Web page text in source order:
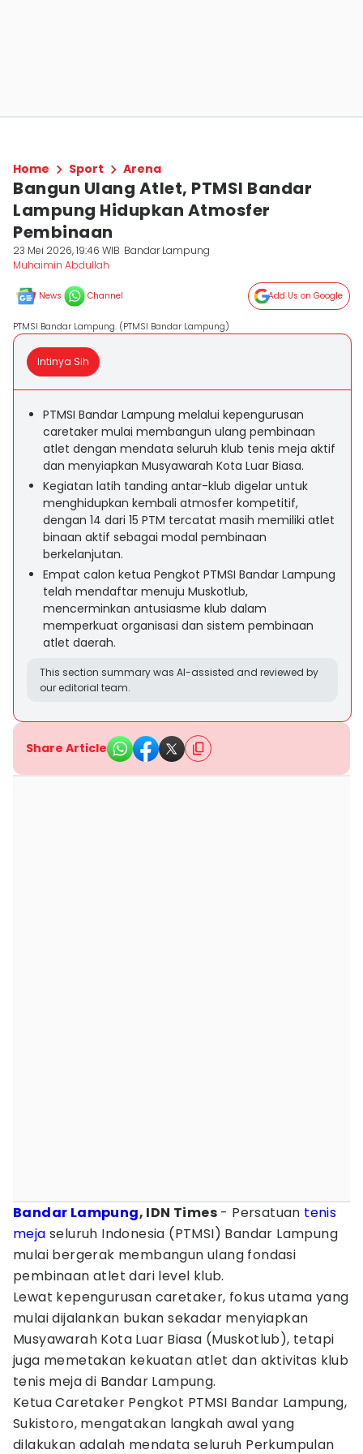
Home Sport Arena
Bangun Ulang Atlet, PTMSI Bandar
Lampung Hidupkan Atmosfer
Pembinaan
23 Mei 2026, 19:46 WIB Bandar Lampung
Muhaimin Abdullah
News Channel Add Us on Google
PTMSI Bandar Lampung. (PTMSI Bandar Lampung)
Intinya Sih
PTMSI Bandar Lampung melalui kepengurusan
caretaker mulai membangun ulang pembinaan
atlet dengan mendata seluruh klub tenis meja aktif
dan menyiapkan Musyawarah Kota Luar Biasa.
Kegiatan latih tanding antar-klub digelar untuk
menghidupkan kembali atmosfer kompetitif,
dengan 14 dari 15 PTM tercatat masih memiliki atlet
binaan aktif sebagai modal pembinaan
berkelanjutan.
Empat calon ketua Pengkot PTMSI Bandar Lampung
telah mendaftar menuju Muskotlub,
mencerminkan antusiasme klub dalam
memperkuat organisasi dan sistem pembinaan
atlet daerah.
This section summary was AI-assisted and reviewed by
our editorial team.
Share Article
Bandar Lampung, IDN Times - Persatuan tenis
meja seluruh Indonesia (PTMSI) Bandar Lampung
mulai bergerak membangun ulang fondasi
pembinaan atlet dari level klub.
Lewat kepengurusan caretaker, fokus utama yang
mulai dijalankan bukan sekadar menyiapkan
Musyawarah Kota Luar Biasa (Muskotlub), tetapi
juga memetakan kekuatan atlet dan aktivitas klub
tenis meja di Bandar Lampung.
Ketua Caretaker Pengkot PTMSI Bandar Lampung,
Sukistoro, mengatakan langkah awal yang
dilakukan adalah mendata seluruh Perkumpulan